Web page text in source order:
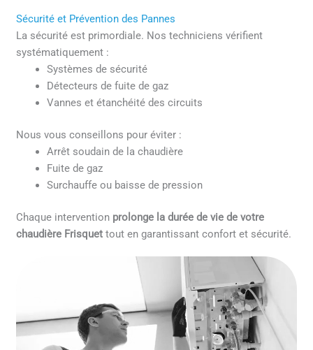
Sécurité et Prévention des Pannes
La sécurité est primordiale. Nos techniciens vérifient
systématiquement :
Systèmes de sécurité
Détecteurs de fuite de gaz
Vannes et étanchéité des circuits
Nous vous conseillons pour éviter :
Arrêt soudain de la chaudière
Fuite de gaz
Surchauffe ou baisse de pression
Chaque intervention prolonge la durée de vie de votre
chaudière Frisquet tout en garantissant confort et sécurité.